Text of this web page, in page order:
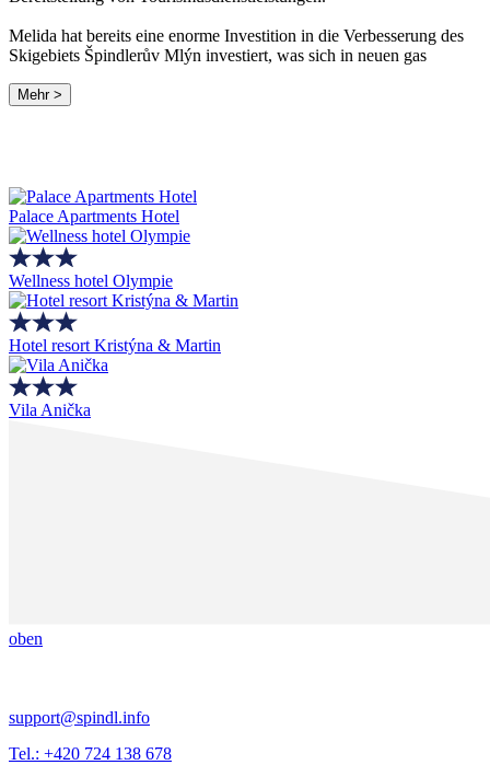
Melida hat bereits eine enorme Investition in die Verbesserung des
Skigebiets Špindlerův Mlýn investiert, was sich in neuen gas
Mehr >
Palace Apartments Hotel
Wellness hotel Olympie
Hotel resort Kristýna & Martin
Vila Anička
oben
support@spindl.info
Tel.: +420 724 138 678